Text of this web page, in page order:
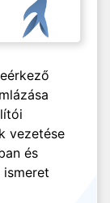
vezetése
és
ismeret